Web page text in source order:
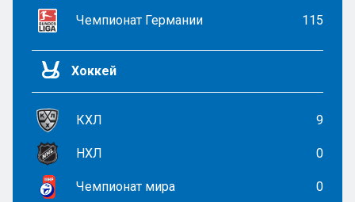
Чемпионат Германии 115
Хоккей
КХЛ 9
НХЛ 0
Чемпионат мира 0